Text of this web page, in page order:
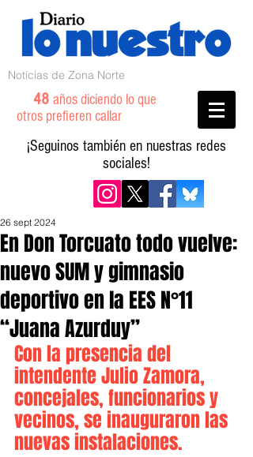
Noticias de Zona Norte
48 años diciendo lo que
otros prefieren callar
¡Seguinos también en nuestras redes
sociales!
En Don Torcuato todo vuelve:
nuevo SUM y gimnasio
deportivo en la EES N°11
“Juana Azurduy”
26 sept 2024
Con la presencia del
intendente Julio Zamora,
concejales, funcionarios y
vecinos, se inauguraron las
nuevas instalaciones.